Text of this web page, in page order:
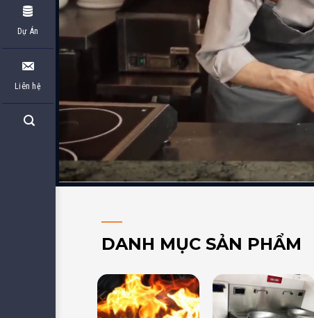
Dự Án
Liên hệ
DANH MỤC SẢN PHẨM